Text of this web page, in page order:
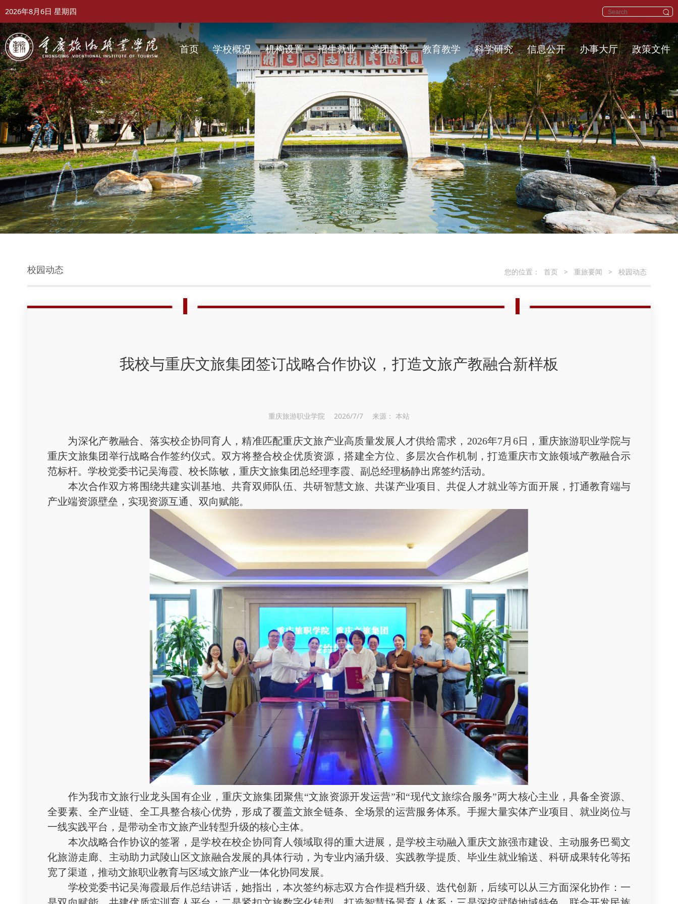
2026年8月6日 星期四
首页 学校概况 机构设置 招生就业 党团建设 教育教学 科学研究 信息公开 办事大厅 政策文件
校园动态 您的位置： 首页 > 重旅要闻 > 校园动态
我校与重庆文旅集团签订战略合作协议，打造文旅产教融合新样板
重庆旅游职业学院 2026/7/7 来源： 本站
为深化产教融合、落实校企协同育人，精准匹配重庆文旅产业高质量发展人才供给需求，2026年7月6日，重庆旅游职业学院与
重庆文旅集团举行战略合作签约仪式。双方将整合校企优质资源，搭建全方位、多层次合作机制，打造重庆市文旅领域产教融合示
范标杆。学校党委书记吴海霞、校长陈敏，重庆文旅集团总经理李霞、副总经理杨静出席签约活动。
本次合作双方将围绕共建实训基地、共育双师队伍、共研智慧文旅、共谋产业项目、共促人才就业等方面开展，打通教育端与
产业端资源壁垒，实现资源互通、双向赋能。
作为我市文旅行业龙头国有企业，重庆文旅集团聚焦“文旅资源开发运营”和“现代文旅综合服务”两大核心主业，具备全资源、
全要素、全产业链、全工具整合核心优势，形成了覆盖文旅全链条、全场景的运营服务体系。手握大量实体产业项目、就业岗位与
一线实践平台，是带动全市文旅产业转型升级的核心主体。
本次战略合作协议的签署，是学校在校企协同育人领域取得的重大进展，是学校主动融入重庆文旅强市建设、主动服务巴蜀文
化旅游走廊、主动助力武陵山区文旅融合发展的具体行动，为专业内涵升级、实践教学提质、毕业生就业输送、科研成果转化等拓
宽了渠道，推动文旅职业教育与区域文旅产业一体化协同发展。
学校党委书记吴海霞最后作总结讲话，她指出，本次签约标志双方合作提档升级、迭代创新，后续可以从三方面深化协作：一